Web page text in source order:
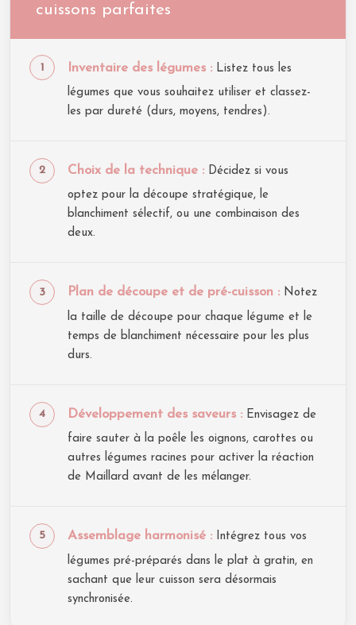
cuissons parfaites
Inventaire des légumes : Listez tous les
légumes que vous souhaitez utiliser et classez-
les par dureté (durs, moyens, tendres).
Choix de la technique : Décidez si vous
optez pour la découpe stratégique, le
blanchiment sélectif, ou une combinaison des
deux.
Plan de découpe et de pré-cuisson : Notez
la taille de découpe pour chaque légume et le
temps de blanchiment nécessaire pour les plus
durs.
Développement des saveurs : Envisagez de
faire sauter à la poêle les oignons, carottes ou
autres légumes racines pour activer la réaction
de Maillard avant de les mélanger.
Assemblage harmonisé : Intégrez tous vos
légumes pré-préparés dans le plat à gratin, en
sachant que leur cuisson sera désormais
synchronisée.